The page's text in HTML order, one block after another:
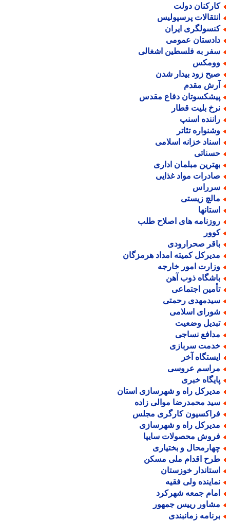
دولت
پرسپولیس
ایران
عمومی
به فلسطین اشغالی
زود بیدار شدن
مقدم
دفاع مقدس
بلیت قطار
اسنپ
تئاتر
خزانه اسلامی
مبلمان اداری
مواد غذایی
زیستی
های اصلاح طلب
صحرارودی
کمیته امداد هرمزگان
امور خارجه
ذوب آهن
اجتماعی
رحمتی
اسلامی
وضعیت
نساجی
سربازی
آخر
عروسی
خبری
راه و شهرسازی استان
محمدرضا موالی زاده
کارگری مجلس
راه و شهرسازی
محصولات سایپا
و بختیاری
اقدام ملی مسکن
خوزستان
ولی فقیه
جمعه شهرکرد
رییس جمهور
زمانبندی